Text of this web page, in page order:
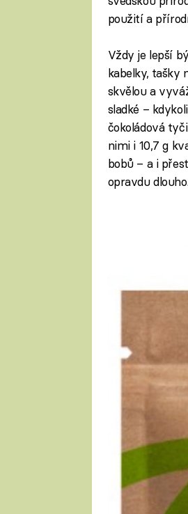
použití a
Vždy je lepší
kabelky, tašky
skvělou a
sladké –
čokoládová
nimi i 10,7 g
bobů – a i
opravdu dlouho.